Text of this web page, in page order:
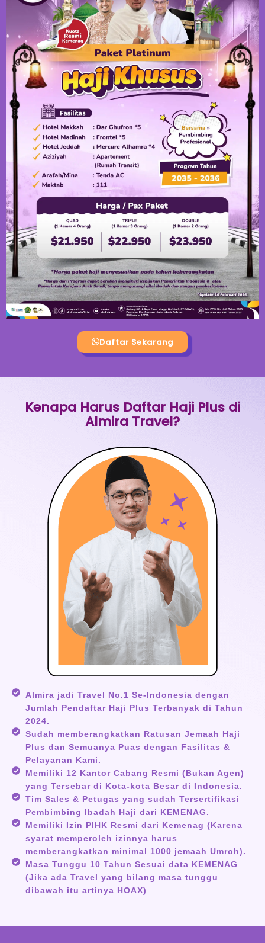
Daftar Sekarang
Kenapa Harus Daftar Haji Plus di
Almira Travel?
Almira jadi Travel No.1 Se-Indonesia dengan
Jumlah Pendaftar Haji Plus Terbanyak di Tahun
2024.
Sudah memberangkatkan Ratusan Jemaah Haji
Plus dan Semuanya Puas dengan Fasilitas &
Pelayanan Kami.
Memiliki 12 Kantor Cabang Resmi (Bukan Agen)
yang Tersebar di Kota-kota Besar di Indonesia.
Tim Sales & Petugas yang sudah Tersertifikasi
Pembimbing Ibadah Haji dari KEMENAG.
Memiliki Izin PIHK Resmi dari Kemenag (Karena
syarat memperoleh izinnya harus
memberangkatkan minimal 1000 jemaah Umroh).
Masa Tunggu 10 Tahun Sesuai data KEMENAG
(Jika ada Travel yang bilang masa tunggu
dibawah itu artinya HOAX)